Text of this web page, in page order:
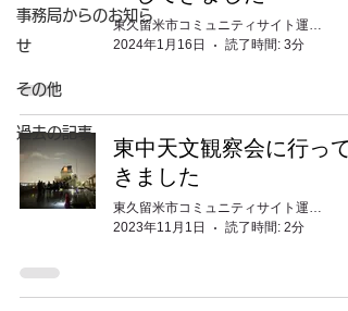
事務局からのお知ら
せ
その他
過去の記事
東久留米市コミュニティサイト運営委員会
2024年1月16日
読了時間: 3分
東中天文観察会に行って
きました
東久留米市コミュニティサイト運営委員会
2023年11月1日
読了時間: 2分